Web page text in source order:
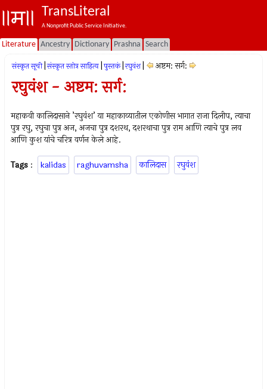
TransLiteral
A Nonprofit Public Service Initiative.
Literature Ancestry Dictionary Prashna Search
संस्कृत सूची संस्कृत स्तोत्र साहित्य पुस्तकं रघुवंश अष्टम: सर्ग:
रघुवंश - अष्टम: सर्ग:
महाकवी कालिदासाने ’रघुवंश’ या महाकाव्यातील एकोणीस भागात राजा दिलीप, त्याचा
पुत्र रघु, रघुचा पुत्र अज, अजचा पुत्र दशरथ, दशरथाचा पुत्र राम आणि त्याचे पुत्र लव
आणि कुश यांचे चरित्र वर्णन केले आहे.
Tags : kalidas raghuvamsha कालिदास रघुवंश